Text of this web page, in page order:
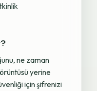
ne zaman
yerine
için şifrenizi